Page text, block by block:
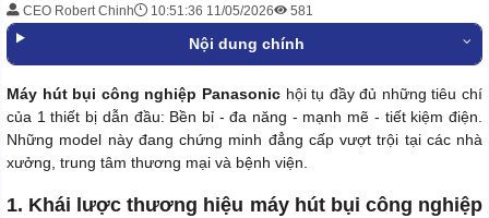
CEO Robert Chinh 10:51:36 11/05/2026 581
Nội dung chính
Máy hút bụi công nghiệp Panasonic hội tụ đầy đủ những tiêu chí
của 1 thiết bị dẫn đầu: Bền bỉ - đa năng - mạnh mẽ - tiết kiệm điện.
Những model này đang chứng minh đẳng cấp vượt trội tại các nhà
xưởng, trung tâm thương mại và bệnh viện.
1. Khái lược thương hiệu máy hút bụi công nghiệp